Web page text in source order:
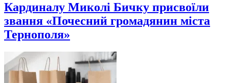
Кардиналу Миколі Бичку присвоїли
звання «Почесний громадянин міста
Тернополя»